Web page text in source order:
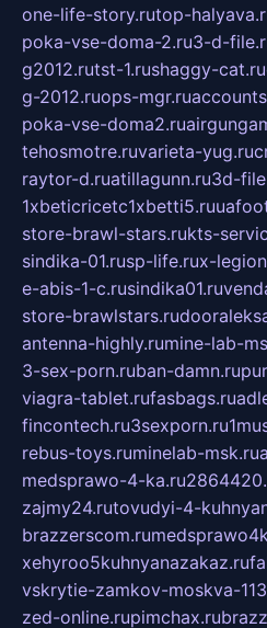
one-life-story.rutop-
poka-vse-doma-2.ru3-d-
g2012.rutst-1.rushaggy-cat.ru
g-2012.ruops-mgr.ru
poka-vse-doma2.ru
tehosmotre.ruvarieta-yug.ru
raytor-d.ruatillagunn.ru3d-
1xbeticricetc1xbetti5.ru
store-brawl-stars.rukts-
sindika-01.rusp-life.rux-
e-abis-1-c.rusindika01.ru
store-brawlstars.ru
antenna-highly.rumine-lab-
3-sex-porn.ruban-damn.ru
viagra-tablet.rufasbags.ru
fincontech.ru3sexporn.ru
rebus-toys.ruminelab-msk.ru
medsprawo-4-ka.ru
zajmy24.rutovudyi-4-
brazzerscom.ru
xehyroo5kuhnyanazakaz.ru
vskrytie-zamkov-moskva-
zed-online.rupimchax.ru